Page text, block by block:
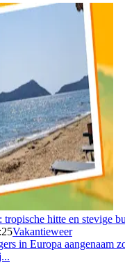
hitte en stevige
Vakantieweer
in Europa aangenaam